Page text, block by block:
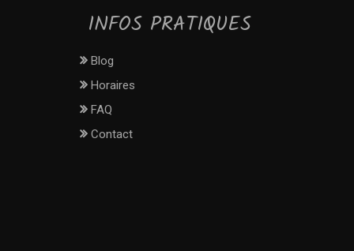
INFOS PRATIQUES
Blog
Horaires
FAQ
Contact